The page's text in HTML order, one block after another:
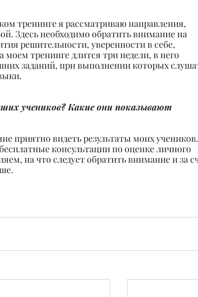
тренинге я рассматриваю направления,
Здесь необходимо обратить внимание на
решительности, уверенности в себе,
тренинге длится три недели, в него
заданий, при выполнении которых
учеников? Какие они показывают
приятно видеть результаты моих учеников.
консультации по оценке личного
на что следует обратить внимание и за